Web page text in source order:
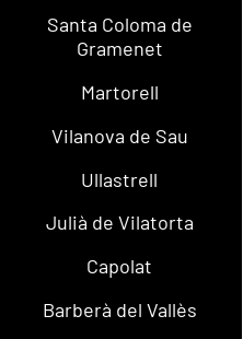
Santa Coloma de
Gramenet
Martorell
Vilanova de Sau
Ullastrell
Julià de Vilatorta
Capolat
Barberà del Vallès